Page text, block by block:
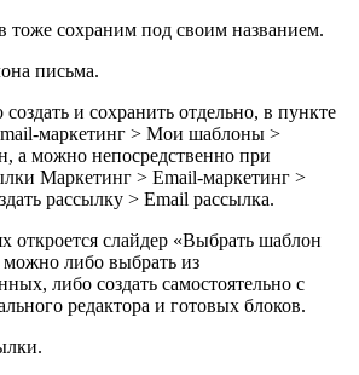
тоже сохраним под своим названием.
письма.
и сохранить отдельно, в пункте
маркетинг > Мои шаблоны >
, а можно непосредственно при
Маркетинг > Email-маркетинг >
рассылку > Email рассылка.
откроется слайдер «Выбрать шаблон
можно либо выбрать из
либо создать самостоятельно с
редактора и готовых блоков.